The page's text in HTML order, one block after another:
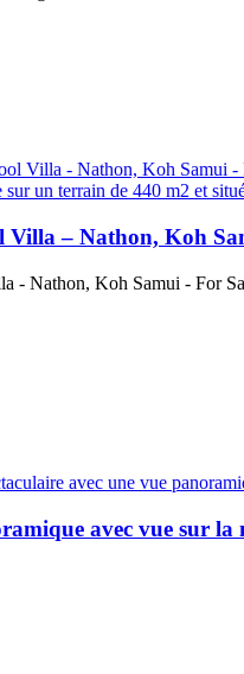
un terrain de 440 m2 et
Villa – Nathon, Koh
avec une vue
avec vue sur la